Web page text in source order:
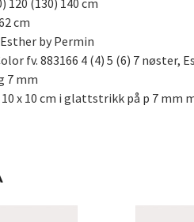
120 (130) 140 cm
cm
by Permin
fv. 883166 4 (4) 5 (6) 7 nøster,
7 mm
x 10 cm i glattstrikk på p 7 mm